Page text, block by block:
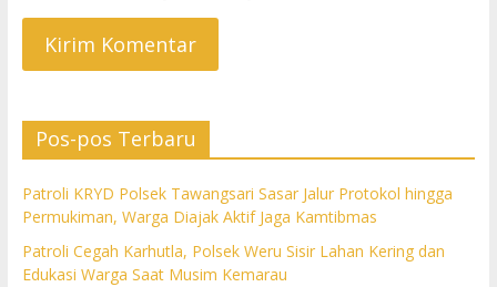
Pos-pos Terbaru
Patroli KRYD Polsek Tawangsari Sasar Jalur Protokol hingga
Permukiman, Warga Diajak Aktif Jaga Kamtibmas
Patroli Cegah Karhutla, Polsek Weru Sisir Lahan Kering dan
Edukasi Warga Saat Musim Kemarau